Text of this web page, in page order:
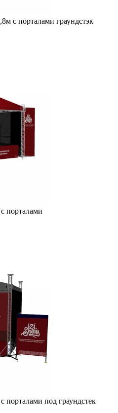
с порталами граундстэк
порталами
порталами под граундстек